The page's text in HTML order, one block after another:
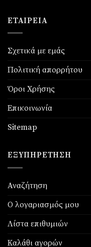
ΕΤΑΙΡΕΊΑ
Σχετικά με εμάς
Πολιτική απορρήτου
Όροι Χρήσης
Επικοινωνία
Sitemap
ΕΞΥΠΗΡΈΤΗΣΗ
Αναζήτηση
Ο λογαριασμός μου
Λίστα επιθυμιών
Καλάθι αγορών